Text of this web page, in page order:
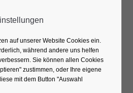
mit Pia-Marie
auf unserer Website Cookies ein.
während andere uns helfen
Sie können allen Cookies
zustimmen, oder Ihre eigene
mit dem Button "Auswahl